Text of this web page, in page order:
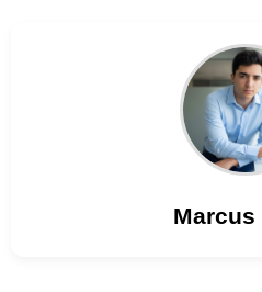
Marcus